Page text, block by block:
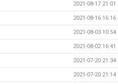
2021-08-17 21:01
2021-08-16 16:16
2021-08-03 10:54
2021-08-02 16:41
2021-07-20 21:34
2021-07-20 21:14